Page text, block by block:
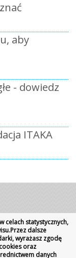
aby
- dowiedz
ITAKA
Promocja
celach statystycznych,
dalsze
wyrażasz zgodę
oraz
danych